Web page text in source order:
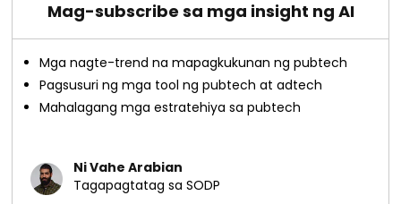
Mag-subscribe sa mga insight ng AI
Mga nagte-trend na mapagkukunan ng pubtech
Pagsusuri ng mga tool ng pubtech at adtech
Mahalagang mga estratehiya sa pubtech
Ni Vahe Arabian
Tagapagtatag sa SODP